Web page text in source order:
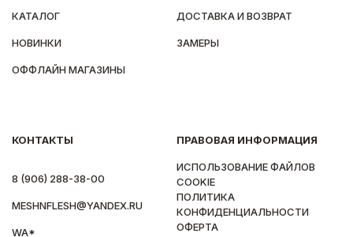
КАТАЛОГ
НОВИНКИ
ОФФЛАЙН МАГАЗИНЫ
ДОСТАВКА И ВОЗВРАТ
ЗАМЕРЫ
КОНТАКТЫ
8 (906) 288-38-00
MESHNFLESH@YANDEX.RU
WA*
ПРАВОВАЯ ИНФОРМАЦИЯ
ИСПОЛЬЗОВАНИЕ ФАЙЛОВ
COOKIE
ПОЛИТИКА
КОНФИДЕНЦИАЛЬНОСТИ
ОФЕРТА